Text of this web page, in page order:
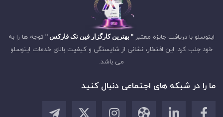
اینوسلو با دریافت جایزه معتبر " بهترین کارگزار فین تک فارکس " توجه ها را به
خود جلب کرد. این افتخار، نشانی از شایستگی و کیفیت بالای خدمات اینوسلو
می باشد.
ما را در شبکه های اجتماعی دنبال کنید